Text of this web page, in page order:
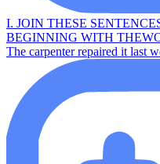
I. JOIN THESE
BEGINNING WITH
The carpenter repaired it last